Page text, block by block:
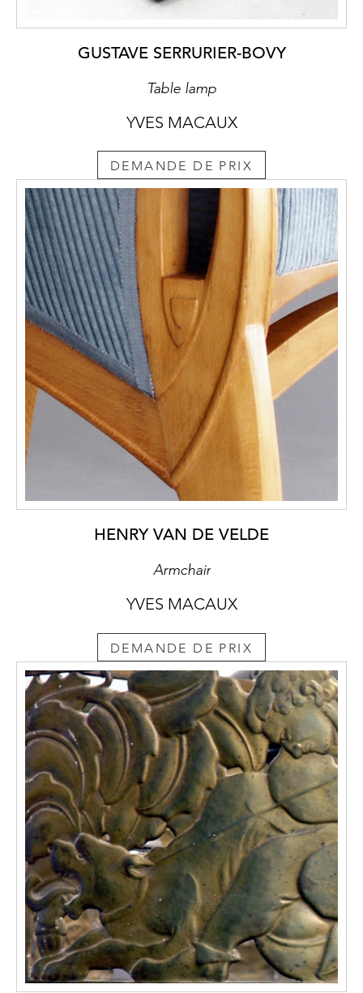
GUSTAVE SERRURIER-BOVY
Table lamp
YVES MACAUX
DEMANDE DE PRIX
HENRY VAN DE VELDE
Armchair
YVES MACAUX
DEMANDE DE PRIX